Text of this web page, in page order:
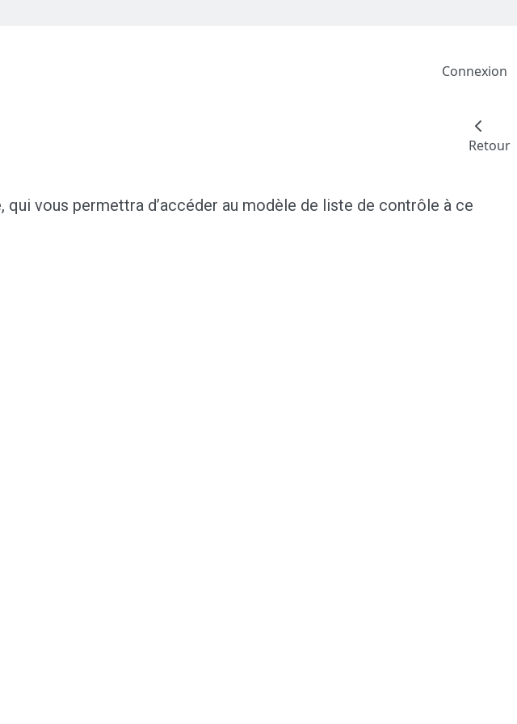
Connexion
Retour
vous permettra d’accéder au modèle de liste de contrôle à ce